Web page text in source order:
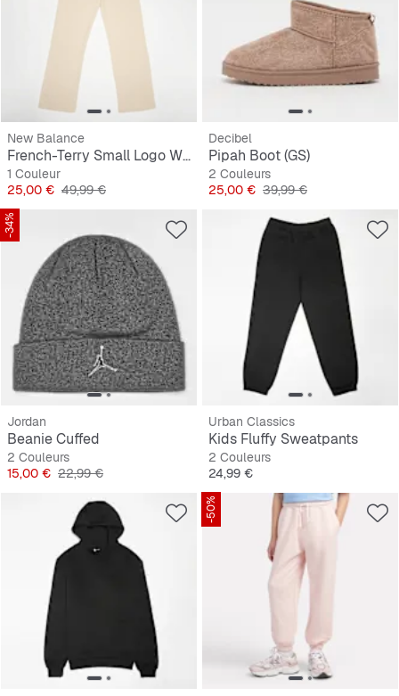
New Balance
French-Terry Small Logo Wide Leg Jogger
1 Couleur
Prix
25,00 € Prix original
49,99 €
Decibel
Pipah Boot (GS)
2 Couleurs
Prix
25,00 € Prix original
39,99 €
-34%
Jordan
Beanie Cuffed
2 Couleurs
Prix
15,00 € Prix original
22,99 €
Urban Classics
Kids Fluffy Sweatpants
2 Couleurs
Prix
24,99 €
-50%